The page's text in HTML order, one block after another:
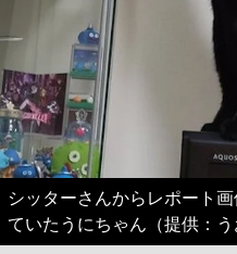
シッターさんからレポート
ていたうにちゃん（提供：う